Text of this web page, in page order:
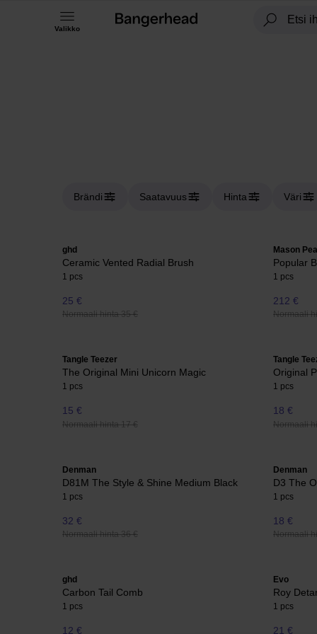
Valikko
Brändi Saatavuus Hinta Väri
ghd
Ceramic Vented Radial Brush
1 pcs
25 €
Normaali hinta 35 €
Mason
Popular
1 pcs
212 €
Normaali
Tangle Teezer
The Original Mini Unicorn Magic
1 pcs
15 €
Normaali hinta 17 €
Tangle
Original
1 pcs
18 €
Normaali
Denman
D81M The Style & Shine Medium Black
1 pcs
32 €
Normaali hinta 36 €
Denman
D3 The
1 pcs
18 €
Normaali
ghd
Carbon Tail Comb
1 pcs
12 €
Evo
Roy
1 pcs
21 €